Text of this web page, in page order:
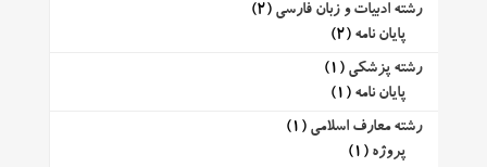
رشته ادبیات و زبان فارسی (2)
پایان نامه (2)
رشته پزشکی (1)
پایان نامه (1)
رشته معارف اسلامی (1)
پروژه (1)